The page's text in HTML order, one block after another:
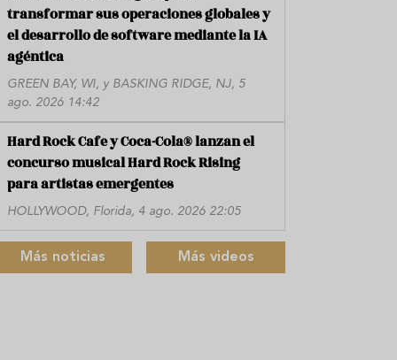
transformar sus operaciones globales y
el desarrollo de software mediante la IA
agéntica
GREEN BAY, WI, y BASKING RIDGE, NJ, 5
ago. 2026 14:42
Hard Rock Cafe y Coca-Cola® lanzan el
concurso musical Hard Rock Rising
para artistas emergentes
HOLLYWOOD, Florida, 4 ago. 2026 22:05
Más noticias Más videos